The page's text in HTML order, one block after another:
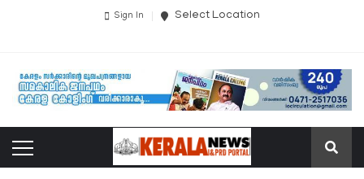
Sign In Select Location